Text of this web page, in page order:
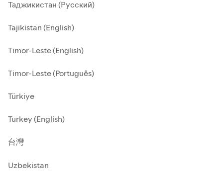
Таджикистан (Русский)
Tajikistan (English)
Timor-Leste (English)
Timor-Leste (Português)
Türkiye
Turkey (English)
台灣
Uzbekistan